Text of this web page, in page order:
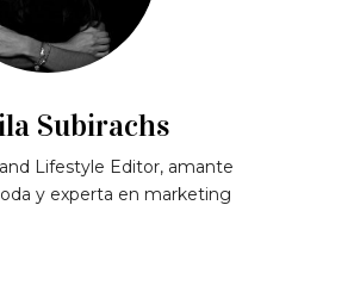
Subirachs
Lifestyle Editor, amante
y experta en marketing